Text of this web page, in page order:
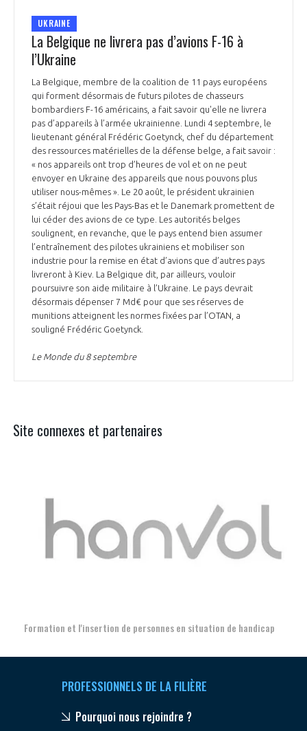
UKRAINE
La Belgique ne livrera pas d’avions F-16 à
l’Ukraine
La Belgique, membre de la coalition de 11 pays européens
qui forment désormais de futurs pilotes de chasseurs
bombardiers F-16 américains, a fait savoir qu'elle ne livrera
pas d’appareils à l’armée ukrainienne. Lundi 4 septembre, le
lieutenant général Frédéric Goetynck, chef du département
des ressources matérielles de la défense belge, a fait savoir :
« nos appareils ont trop d’heures de vol et on ne peut
envoyer en Ukraine des appareils que nous pouvons plus
utiliser nous-mêmes ». Le 20 août, le président ukrainien
s’était réjoui que les Pays-Bas et le Danemark promettent de
lui céder des avions de ce type. Les autorités belges
soulignent, en revanche, que le pays entend bien assumer
l’entraînement des pilotes ukrainiens et mobiliser son
industrie pour la remise en état d’avions que d’autres pays
livreront à Kiev. La Belgique dit, par ailleurs, vouloir
poursuivre son aide militaire à l’Ukraine. Le pays devrait
désormais dépenser 7 Md€ pour que ses réserves de
munitions atteignent les normes fixées par l’OTAN, a
souligné Frédéric Goetynck.
Le Monde du 8 septembre
Site connexes et partenaires
Formation et l'insertion de personnes en situation de handicap
PROFESSIONNELS DE LA FILIÈRE
Pourquoi nous rejoindre ?